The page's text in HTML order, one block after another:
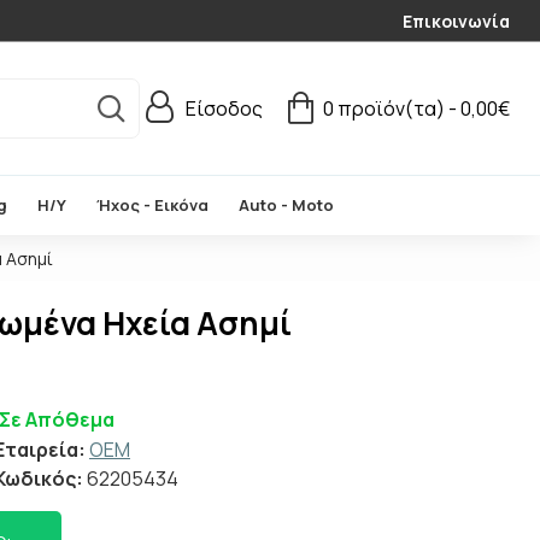
Επικοινωνία
Είσοδος 0 προϊόν(τα) - 0,00€
Η/Υ Ήχος - Εικόνα Auto - Moto
Ηχεία Ασημί
Σε Απόθεμα
OEM
62205434